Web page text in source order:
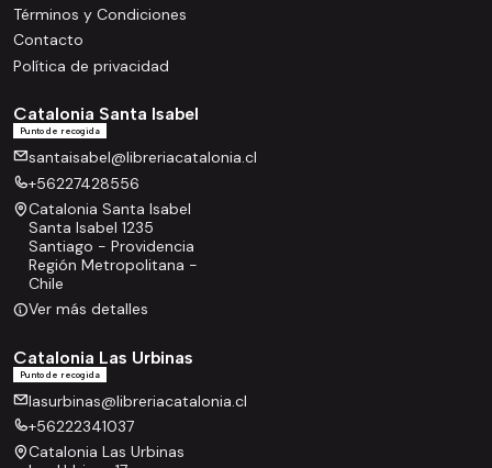
Términos y Condiciones
Contacto
Política de privacidad
Catalonia Santa Isabel
Punto de recogida
santaisabel@libreriacatalonia.cl
+56227428556
Catalonia Santa Isabel
Santa Isabel 1235
Santiago - Providencia
Región Metropolitana -
Chile
Ver más detalles
Catalonia Las Urbinas
Punto de recogida
lasurbinas@libreriacatalonia.cl
+56222341037
Catalonia Las Urbinas